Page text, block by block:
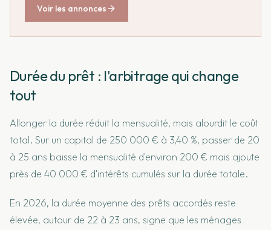
Voir les annonces
Durée du prêt : l'arbitrage qui change
tout
Allonger la durée réduit la mensualité, mais alourdit le coût
total. Sur un capital de 250 000 € à 3,40 %, passer de 20
à 25 ans baisse la mensualité d'environ 200 € mais ajoute
près de 40 000 € d'intérêts cumulés sur la durée totale.
En 2026, la durée moyenne des prêts accordés reste
élevée, autour de 22 à 23 ans, signe que les ménages